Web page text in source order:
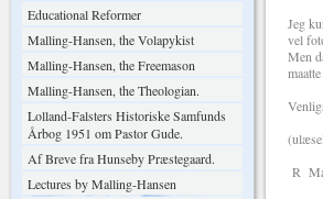
Educational Reformer
Malling-Hansen, the Volapykist
Malling-Hansen, the Freemason
Malling-Hansen, the Theologian.
Lolland-Falsters Historiske Samfunds
Årbog 1951 om Pastor Gude.
Af Breve fra Hunseby Præstegaard.
Lectures by Malling-Hansen
Jeg
vel
Men
R